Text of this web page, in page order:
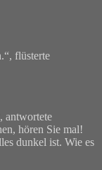
flüsterte
antwortete
hören Sie mal!
dunkel ist. Wie es